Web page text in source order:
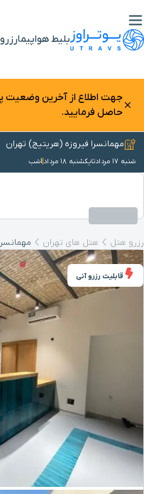
بلیط هواپیما
حاصل فرمایید.
مهمانسرا فیروزه (هریتیج) تهران
شنبه ۱۷ مرداد تایکشنبه ۱۸ مرداد 1شب
رزرو هتل هتل های تهران
قابلیت رزرو آنی